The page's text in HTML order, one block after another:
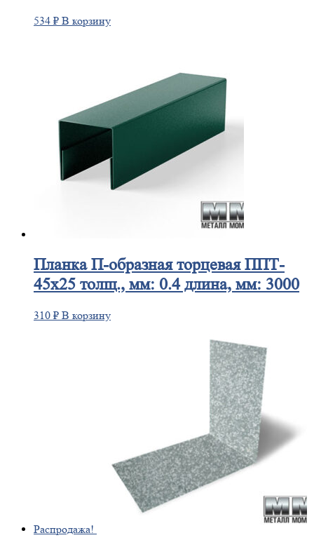
534 ₽ В корзину
ПланкаП-образная торцевая ППТ-
45х25 толщ., мм: 0.4 длина, мм: 3000
310 ₽ В корзину
Распродажа!